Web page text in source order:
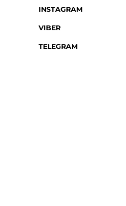
INSTAGRAM
VIBER
TELEGRAM